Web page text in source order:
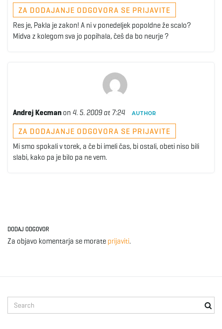
ZA DODAJANJE ODGOVORA SE PRIJAVITE
Res je, Pakla je zakon! A ni v ponedeljek popoldne že scalo?
Midva z kolegom sva jo popihala, češ da bo neurje ?
Andrej Kecman on 4. 5. 2009 at 7:24 AUTHOR
ZA DODAJANJE ODGOVORA SE PRIJAVITE
Mi smo spokali v torek, a če bi imeli čas, bi ostali, obeti niso bili
slabi, kako pa je bilo pa ne vem.
DODAJ ODGOVOR
Za objavo komentarja se morate prijaviti.
e